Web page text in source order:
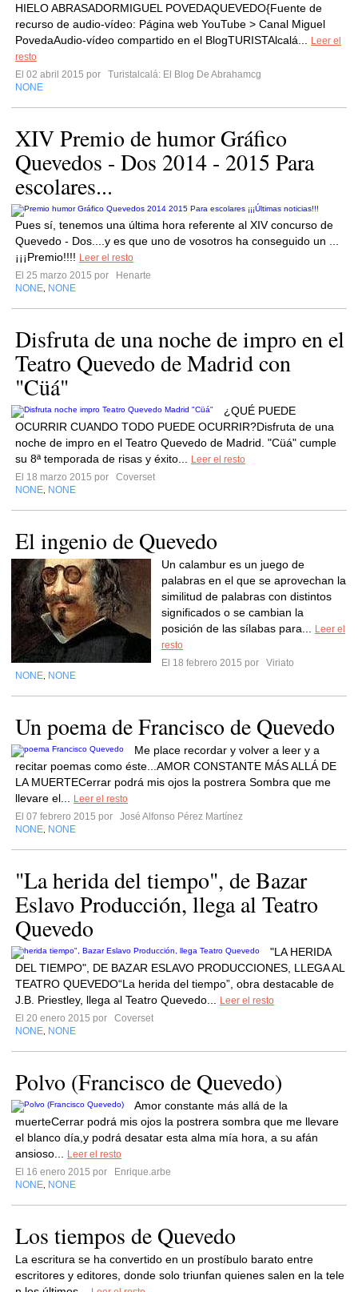
HIELO ABRASADORMIGUEL POVEDAQUEVEDO{Fuente de
recurso de audio-vídeo: Página web YouTube > Canal Miguel
PovedaAudio-vídeo compartido en el BlogTURISTAlcalá...
Leer el
resto
El 02 abril 2015 por
Turistalcalá: El Blog De Abrahamcg
NONE
XIV Premio de humor Gráfico
Quevedos - Dos 2014 - 2015 Para
escolares...
Pues sí, tenemos una última hora referente al XIV concurso de
Quevedo - Dos....y es que uno de vosotros ha conseguido un ...
¡¡¡Premio!!!! Leer el resto
El 25 marzo 2015 por
Henarte
NONE NONE
Disfruta de una noche de impro en el
Teatro Quevedo de Madrid con
"Cüá"
¿QUÉ PUEDE
OCURRIR CUANDO TODO PUEDE OCURRIR?Disfruta de una
noche de impro en el Teatro Quevedo de Madrid. "Cüá" cumple
su 8ª temporada de risas y éxito...
Leer el resto
El 18 marzo 2015 por
Coverset
NONE NONE
El ingenio de Quevedo
Un calambur es un juego de
palabras en el que se aprovechan la
similitud de palabras con distintos
significados o se cambian la
posición de las sílabas para...
Leer el
resto
El 18 febrero 2015 por
Viriato
NONE NONE
Un poema de Francisco de Quevedo
Me place recordar y volver a leer y a
recitar poemas como éste...AMOR CONSTANTE MÁS ALLÁ DE
LA MUERTECerrar podrá mis ojos la postrera Sombra que me
llevare el...
Leer el resto
El 07 febrero 2015 por
José Alfonso Pérez Martínez
NONE NONE
"La herida del tiempo", de Bazar
Eslavo Producción, llega al Teatro
Quevedo
"LA HERIDA
DEL TIEMPO", DE BAZAR ESLAVO PRODUCCIONES, LLEGA AL
TEATRO QUEVEDO“La herida del tiempo”, obra destacable de
J.B. Priestley, llega al Teatro Quevedo...
Leer el resto
El 20 enero 2015 por
Coverset
NONE NONE
Polvo (Francisco de Quevedo)
Amor constante más allá de la
muerteCerrar podrá mis ojos la postrera sombra que me llevare
el blanco día,y podrá desatar esta alma mía hora, a su afán
ansioso...
Leer el resto
El 16 enero 2015 por
Enrique.arbe
NONE NONE
Los tiempos de Quevedo
La escritura se ha convertido en un prostíbulo barato entre
escritores y editores, donde solo triunfan quienes salen en la tele